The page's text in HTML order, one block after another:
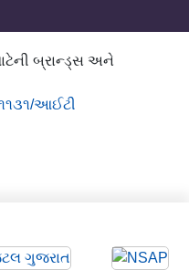
બ્રાન્ડ્સ અને
આઈટી